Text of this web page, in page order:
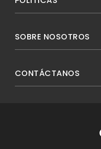
SOBRE NOSOTROS
CONTÁCTANOS